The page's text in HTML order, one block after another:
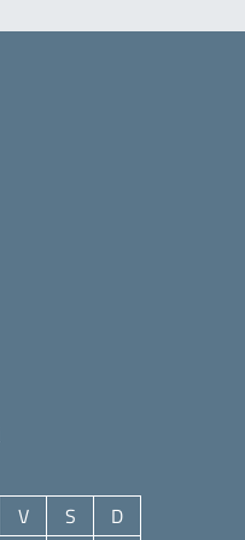
V S
D